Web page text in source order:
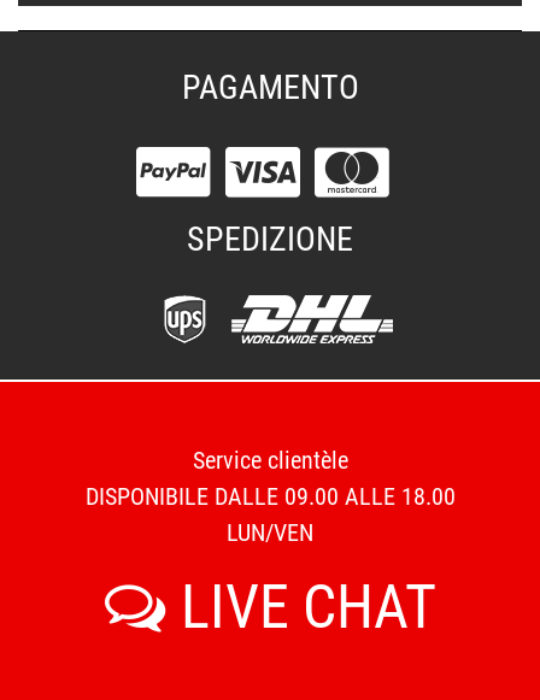
PAGAMENTO
SPEDIZIONE
Service clientèle
DISPONIBILE DALLE 09.00 ALLE 18.00
LUN/VEN
LIVE CHAT